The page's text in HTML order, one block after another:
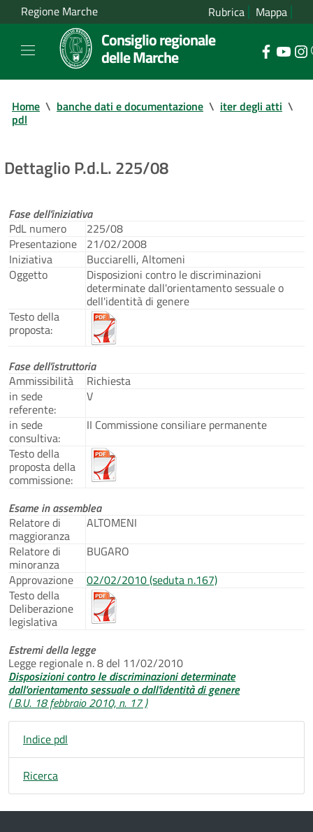
Regione Marche Rubrica Mappa
Consiglio regionale
delle Marche
Home \ banche dati e documentazione \ iter degli atti \
pdl
Dettaglio P.d.L. 225/08
Fase dell'iniziativa
PdL numero
225/08
Presentazione
21/02/2008
Iniziativa
Bucciarelli, Altomeni
Oggetto
Disposizioni contro le discriminazioni
determinate dall'orientamento sessuale o
dell'identità di genere
Testo della
proposta:
Fase dell'istruttoria
Ammissibilità
Richiesta
in sede
referente:
V
in sede
consultiva:
II Commissione consiliare permanente
Testo della
proposta della
commissione:
Esame in assemblea
Relatore di
maggioranza
ALTOMENI
Relatore di
minoranza
BUGARO
Approvazione
02/02/2010 (seduta n.167)
Testo della
Deliberazione
legislativa
Estremi della legge
Legge regionale n. 8 del 11/02/2010
Disposizioni contro le discriminazioni determinate
dall'orientamento sessuale o dall'identità di genere
( B.U. 18 febbraio 2010, n. 17 )
Indice pdl
Ricerca